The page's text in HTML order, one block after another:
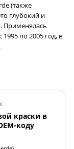
(также
глубокий и
Применялась
по 2005 год, в
краски в
коду